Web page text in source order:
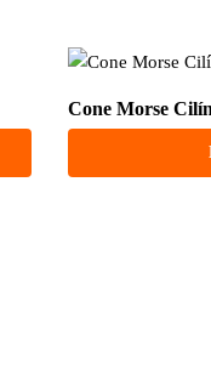
Cone Morse